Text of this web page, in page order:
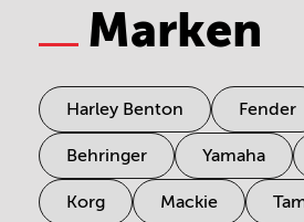
Marken
Harley Benton Fender
Behringer Yamaha
Korg Mackie